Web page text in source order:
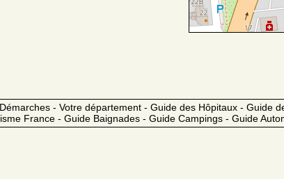
- Votre département - Guide des Hôpitaux - Guide
France - Guide Baignades - Guide Campings - Guide